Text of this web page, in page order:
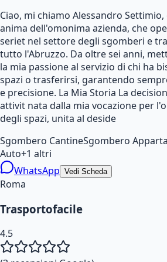
Ciao, mi chiamo Alessandro
anima dell'omonima azienda, che
seriet nel settore degli sgomberi e
tutto l'Abruzzo. Da oltre sei anni,
la mia passione al servizio di chi ha
spazi o trasferirsi, garantendo
e precisione. La Mia Storia La
attivit nata dalla mia vocazione per
degli spazi, unita al deside
Sgombero CantineSgombero
Auto+1 altri
WhatsApp Vedi Scheda
Roma
Trasportofacile
4.5